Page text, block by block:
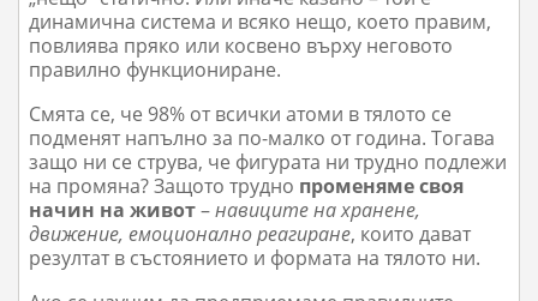
динамична система и всяко нещо, което правим,
повлиява пряко или косвено върху неговото
правилно функциониране.
Смята се, че 98% от всички атоми в тялото се
подменят напълно за по-малко от година. Тогава
защо ни се струва, че фигурата ни трудно подлежи
на промяна? Защото трудно променяме своя
начин на живот–навиците на хранене,
движение, емоционално реагиране, които дават
резултат в състоянието и формата на тялото ни.